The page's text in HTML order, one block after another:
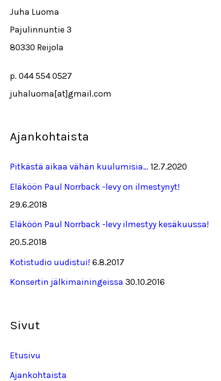
Juha Luoma
Pajulinnuntie 3
80330 Reijola
p. 044 554 0527
juhaluoma[at]gmail.com
Ajankohtaista
Pitkästä aikaa vähän kuulumisia… 12.7.2020
Eläköön Paul Norrback -levy on ilmestynyt!
29.6.2018
Eläköön Paul Norrback -levy ilmestyy kesäkuussa!
20.5.2018
Kotistudio uudistui! 6.8.2017
Konsertin jälkimainingeissa 30.10.2016
Sivut
Etusivu
Ajankohtaista